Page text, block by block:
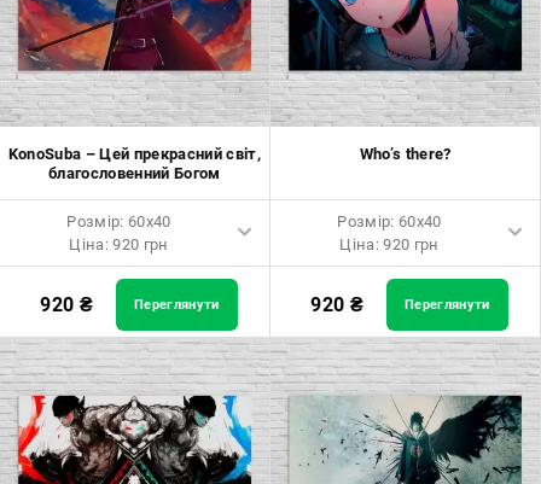
KonoSuba – Цей прекрасний світ,
благословенний Богом
Розмір: 60x40
Ціна: 920 грн
Розмір: 60x40 Ціна: 920 грн
Розмір: 90x60 Ціна: 1650 грн
Розмір: 120x80 Ціна: 2050 грн
920 ₴ Переглянути
Who’s there?
Розмір: 60x40
Ціна: 920 грн
Розмір: 60x40 Ціна: 920 грн
Розмір: 90x60 Ціна: 1650 грн
Розмір: 120x80 Ціна: 2050 грн
920 ₴ Переглянути